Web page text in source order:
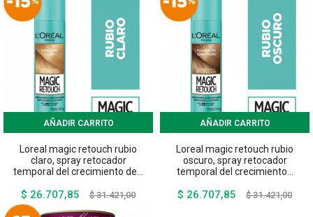
AÑADIR CARRITO
Loreal magic retouch rubio
claro, spray retocador
temporal del crecimiento de...
$ 26.707,85
Precio
$ 31.421,00Precio
AÑADIR CARRITO
Loreal magic retouch rubio
oscuro, spray retocador
temporal del crecimiento...
$ 26.707,85
Precio
$ 31.421,00